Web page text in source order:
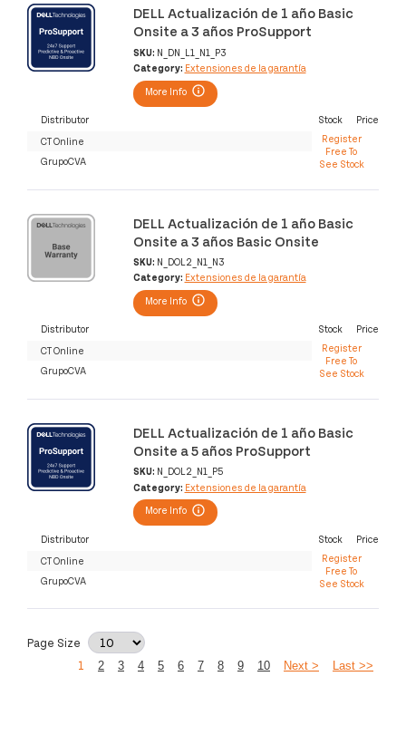
DELL Actualización de 1 año Basic
Onsite a 3 años ProSupport
SKU: N_DN_L1_N1_P3
Category: Extensiones de la garantía
More Info
Distributor Stock
Price
CT Online
Register
Free To
See Stock
GrupoCVA
DELL Actualización de 1 año Basic
Onsite a 3 años Basic Onsite
SKU: N_DOL2_N1_N3
Category: Extensiones de la garantía
More Info
Distributor Stock
Price
CT Online
Register
Free To
See Stock
GrupoCVA
DELL Actualización de 1 año Basic
Onsite a 5 años ProSupport
SKU: N_DOL2_N1_P5
Category: Extensiones de la garantía
More Info
Distributor Stock
Price
CT Online
Register
Free To
See Stock
GrupoCVA
Page Size
1
2 3 4 5 6 7 8 9 10 Next > Last >>